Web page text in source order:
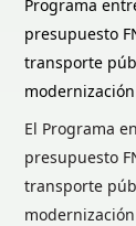
Programa
presupuesto
transporte
El Programa
presupuesto
transporte